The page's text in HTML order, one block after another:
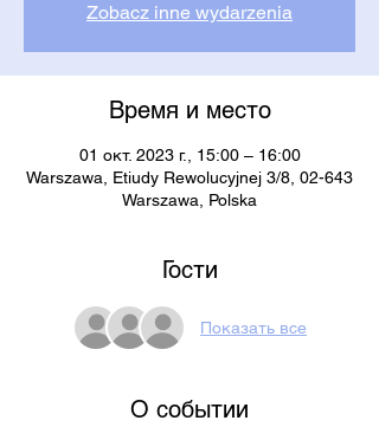
Zobacz inne wydarzenia
Время и место
01 окт. 2023 г., 15:00 – 16:00
Warszawa, Etiudy Rewolucyjnej 3/8, 02-643
Warszawa, Polska
Гости
Показать все
О событии